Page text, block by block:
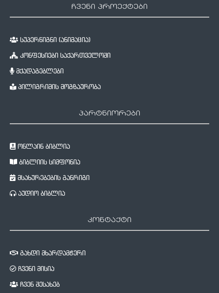
ჩვენი პროექტები
სუპერწიგნი (ანიმაცია)
კონფესიები საქართველოში
მქადაგებლები
პილიგრიმის მოგზაურობა
პარტნიორები
ონლაინ ბიბლია
ბიბლიის სიმფონია
მსახურებების განრიგი
აუდიო ბიბლია
კონტაქტი
გახდი მხარდამჭერი
ჩვენი მისია
ჩვენ შესახებ